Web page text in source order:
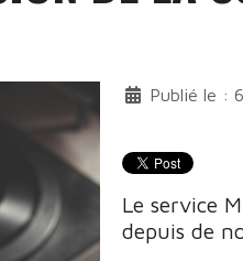
Publié le :
Le service
depuis de